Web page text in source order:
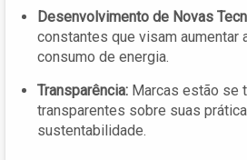
Desenvolvimento de Novas
constantes que visam aumentar
consumo de energia.
Transparência: Marcas estão se
transparentes sobre suas
sustentabilidade.